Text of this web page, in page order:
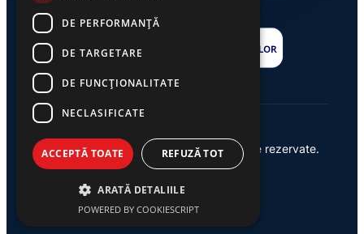
© 2026 Ziarul Exclusiv – Toate drepturile rezervate.
Powered by {AW}
DE PERFORMANȚĂ
DE TARGETARE
DE FUNCŢIONALITATE
NECLASIFICATE
ACCEPTĂ TOATE REFUZĂ TOT
ARATĂ DETALIILE
POWERED BY COOKIESCRIPT